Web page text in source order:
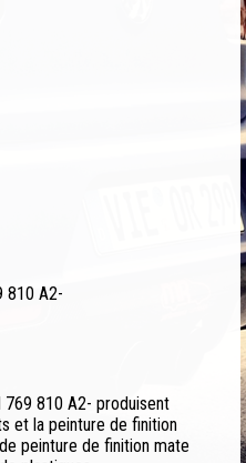
810 A2-
810 A2- produisent
et la peinture de finition
peinture de finition mate